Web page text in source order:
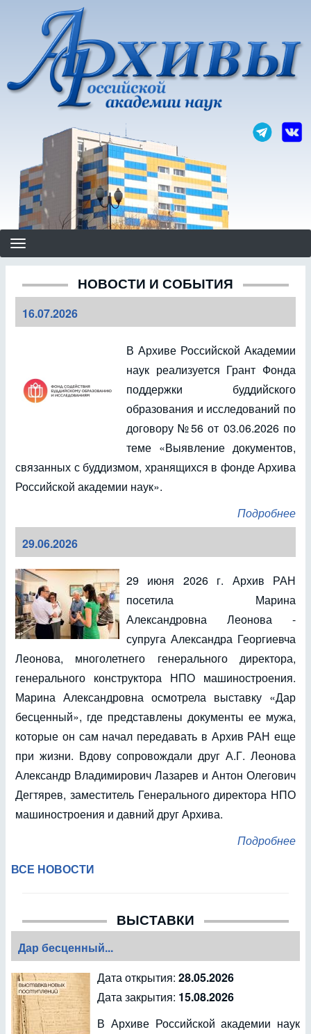
основному
содержанию
НОВОСТИ И СОБЫТИЯ
16.07.2026
В Архиве Российской Академии
наук реализуется Грант Фонда
поддержки буддийского
образования и исследований по
договору №56 от 03.06.2026 по
теме «Выявление документов,
связанных с буддизмом, хранящихся в фонде Архива
Российской академии наук».
Подробнее
29.06.2026
29 июня 2026 г. Архив РАН
посетила Марина
Александровна Леонова -
супруга Александра Георгиевча
Леонова, многолетнего генерального директора,
генерального конструктора НПО машиностроения.
Марина Александровна осмотрела выставку «Дар
бесценный», где представлены документы ее мужа,
которые он сам начал передавать в Архив РАН еще
при жизни. Вдову сопровождали друг А.Г. Леонова
Александр Владимирович Лазарев и Антон Олегович
Дегтярев, заместитель Генерального директора НПО
машиностроения и давний друг Архива.
Подробнее
ВСЕ НОВОСТИ
ВЫСТАВКИ
Дар бесценный...
Дата открытия: 28.05.2026
Дата закрытия: 15.08.2026
В Архиве Российской академии наук